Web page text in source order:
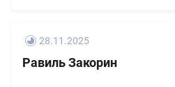
28.11.2025
Равиль Закорин